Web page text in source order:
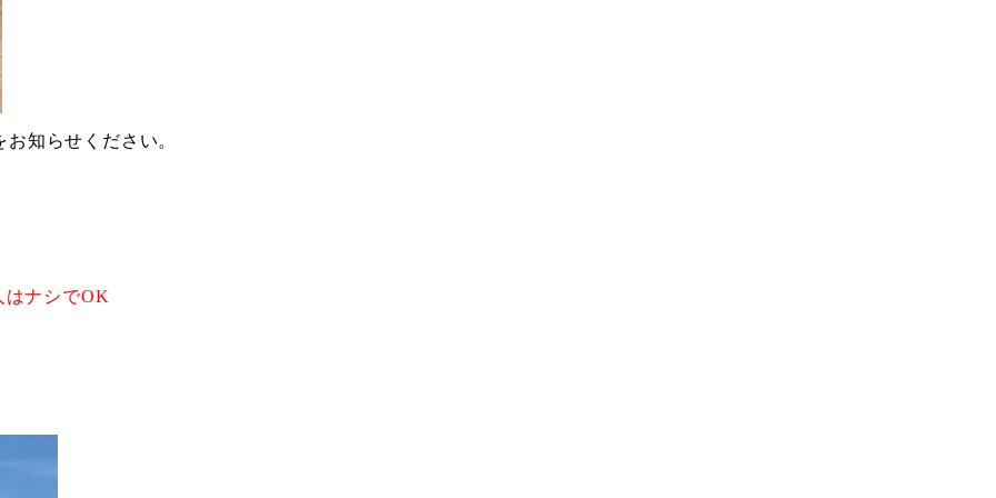
お知らせください。
ナシでOK